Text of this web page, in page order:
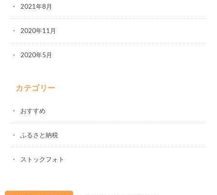
2021年8月
2020年11月
2020年5月
カテゴリー
おすすめ
ふるさと納税
ストックフォト